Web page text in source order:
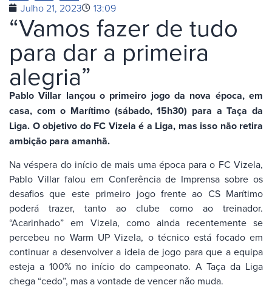
Julho 21, 2023 13:09
“Vamos fazer de tudo
para dar a primeira
alegria”
Pablo Villar lançou o primeiro jogo da nova época, em
casa, com o Marítimo (sábado, 15h30) para a Taça da
Liga. O objetivo do FC Vizela é a Liga, mas isso não retira
ambição para amanhã.
Na véspera do início de mais uma época para o FC Vizela,
Pablo Villar falou em Conferência de Imprensa sobre os
desafios que este primeiro jogo frente ao CS Marítimo
poderá trazer, tanto ao clube como ao treinador.
“Acarinhado” em Vizela, como ainda recentemente se
percebeu no Warm UP Vizela, o técnico está focado em
continuar a desenvolver a ideia de jogo para que a equipa
esteja a 100% no início do campeonato. A Taça da Liga
chega “cedo”, mas a vontade de vencer não muda.